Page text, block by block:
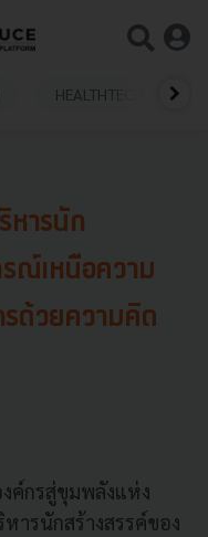
HEALTHTECH
หารนัก
รณ์เหนือความ
ด้วยความคิด
ค์กรสู่ขุมพลังแห่ง
ารนักสร้างสรรค์ของ